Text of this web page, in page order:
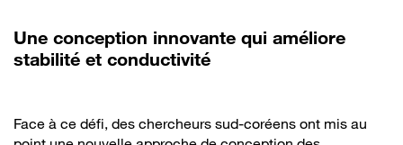
Une conception innovante qui améliore
stabilité et conductivité
Face à ce défi, des chercheurs sud-coréens ont mis au